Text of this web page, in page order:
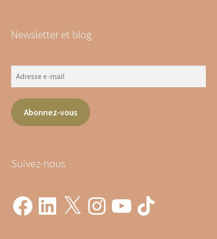
Newsletter et blog
Abonnez-vous
Suivez-nous
FacebookLinkedIn InstagramYouTube TikTok